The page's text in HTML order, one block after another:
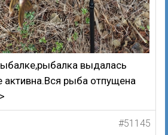
выдалась
активна.Вся рыба отпущена
#51145